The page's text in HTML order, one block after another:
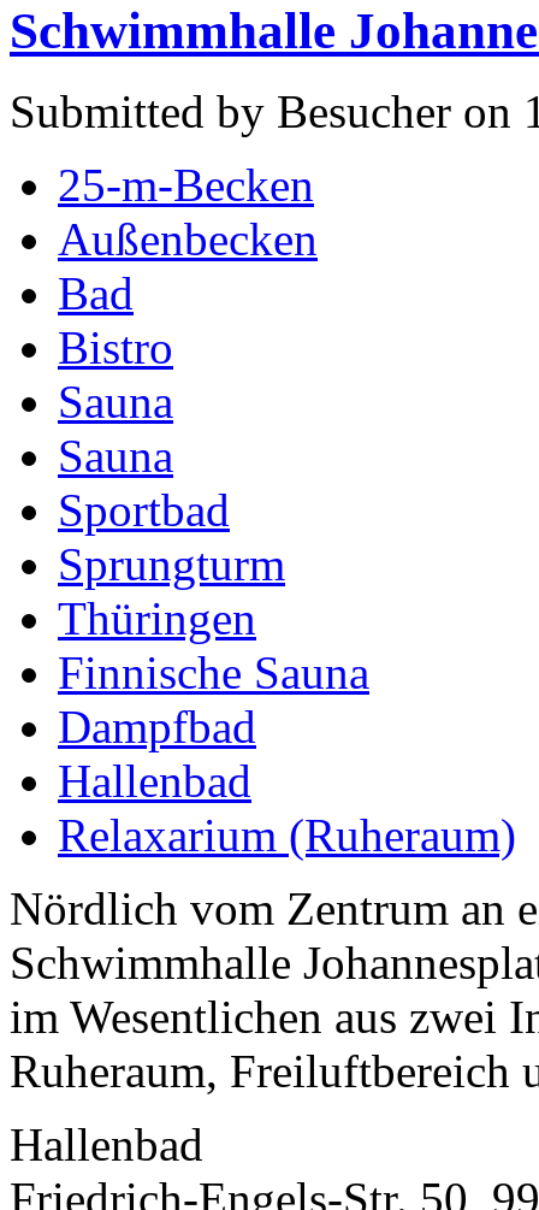
Schwimmhalle
Submitted by Besucher on
25-m-Becken
Außenbecken
Bad
Bistro
Sauna
Sauna
Sportbad
Sprungturm
Thüringen
Finnische Sauna
Dampfbad
Hallenbad
Relaxarium (Ruheraum)
Nördlich vom Zentrum an
Schwimmhalle
im Wesentlichen aus zwei
Ruheraum, Freiluftbereich
Hallenbad
Friedrich-Engels-Str. 50,